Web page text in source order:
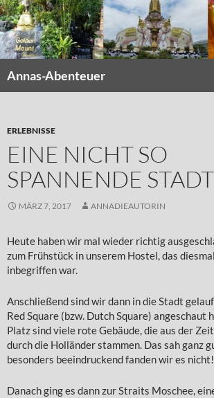
Zum
Inhalt
springen
Annas-Abenteuer
ERLEBNISSE
EINE NICHT SO
SPANNENDE STADT
MÄRZ 7, 2017 ANNADIEAUTORIN
Heute haben wir mal wieder richtig
zum Frühstück in unserem Hostel, das
inbegriffen war.
Anschließend sind wir dann in die Stadt
Red Square (bzw. Dutch Square) angeschaut
Platz sind viele rote Gebäude, die aus der
durch die Holländer stammen. Das sah ganz
besonders beeindruckend fanden wir es nicht!
Danach ging es dann zur Straits Moschee,